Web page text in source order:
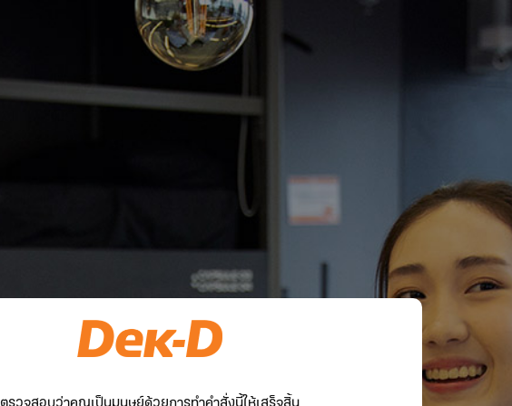
ตรวจสอบว่าคุณเป็นมนุษย์ด้วยการทำคำสั่งนี้ให้เสร็จสิ้น